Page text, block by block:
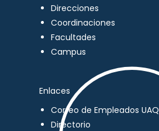
Direcciones
Coordinaciones
Facultades
Campus
Enlaces
Correo de Empleados UAQ
Directorio